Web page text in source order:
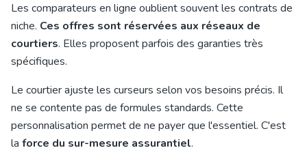
Les comparateurs en ligne oublient souvent les contrats de
niche. Ces offres sont réservées aux réseaux de
courtiers. Elles proposent parfois des garanties très
spécifiques.
Le courtier ajuste les curseurs selon vos besoins précis. Il
ne se contente pas de formules standards. Cette
personnalisation permet de ne payer que l'essentiel. C'est
la force du sur-mesure assurantiel.